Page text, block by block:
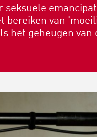
seksuele
bereiken van
het geheugen van